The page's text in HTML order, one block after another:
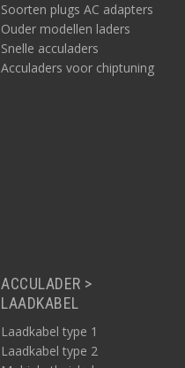
Soorten plugs AC adapters
Ouder modellen laders
Snelle acculaders
Acculaders voor chiptuning
ACCULADER >
LAADKABEL
Laadkabel type 1
Laadkabel type 2